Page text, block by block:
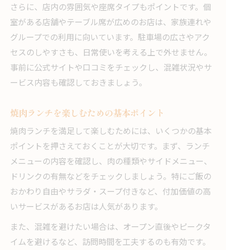
駐車場と個室の両方が魅力のランチ体験
家族向け焼肉ランチは個室と駐車場が決め
手
焼肉ランチで落ち着ける個室の活用法
土日営業に便利な焼肉ランチ候補とは
週末営業の焼肉ランチで過ごす特別な昼
休日でも安心な焼肉ランチスポット特集
土日ランチ利用に便利な焼肉店の特徴
週末の焼肉ランチで満足度を高めるコツ
さらに、店内の雰囲気や座席タイプもポイントです。個
室がある店舗やテーブル席が広めのお店は、家族連れや
グループでの利用に向いています。駐車場の広さやアク
セスのしやすさも、日常使いを考える上で外せません。
事前に公式サイトや口コミをチェックし、混雑状況やサ
ービス内容も確認しておきましょう。
焼肉ランチを楽しむための基本ポイント
焼肉ランチを満足して楽しむためには、いくつかの基本
ポイントを押さえておくことが大切です。まず、ランチ
メニューの内容を確認し、肉の種類やサイドメニュー、
ドリンクの有無などをチェックしましょう。特にご飯の
おかわり自由やサラダ・スープ付きなど、付加価値の高
いサービスがあるお店は人気があります。
また、混雑を避けたい場合は、オープン直後やピークタ
イムを避けるなど、訪問時間を工夫するのも有効です。